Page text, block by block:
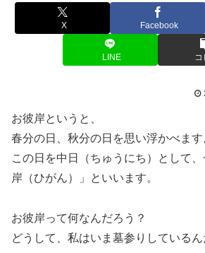
X Facebook
LINE コ
お彼岸というと、
春分の日、秋分の日を思い浮かべます
この日を中日（ちゅうにち）として
岸（ひがん）」といいます。
お彼岸って何なんだろう？
どうして、私はいま墓参りしているん